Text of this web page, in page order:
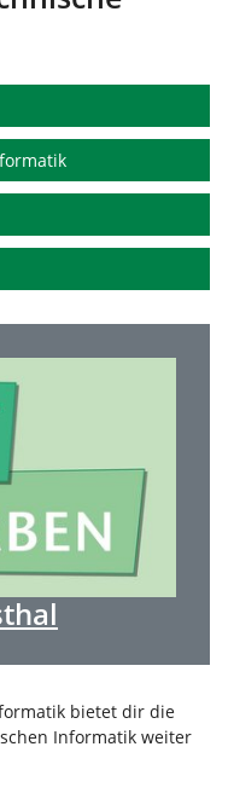
bietet dir die
Informatik weiter